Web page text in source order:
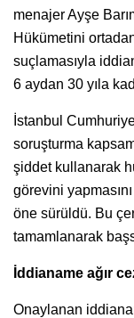
menajer Ayşe
Hükümetini
suçlamasıyla
6 aydan 30 yıla
İstanbul
soruşturma
şiddet kullanarak
görevini
öne sürüldü. Bu
tamamlanarak
İddianame ağır
Onaylanan